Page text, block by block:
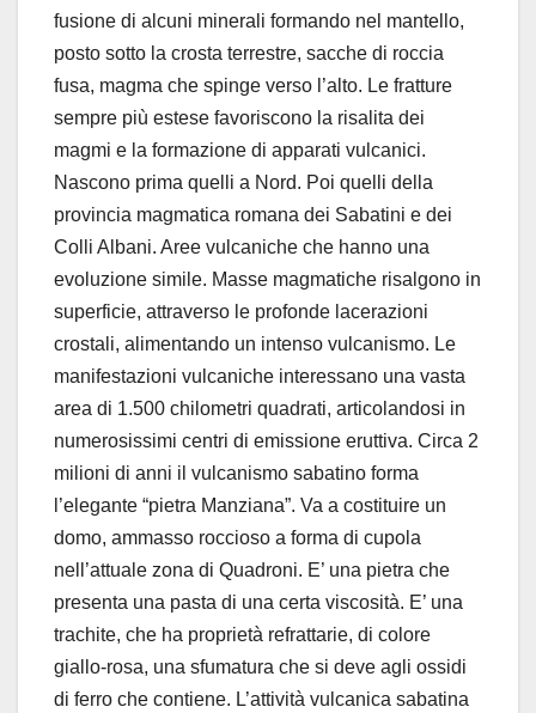
fusione di alcuni minerali formando nel mantello,
posto sotto la crosta terrestre, sacche di roccia
fusa, magma che spinge verso l’alto. Le fratture
sempre più estese favoriscono la risalita dei
magmi e la formazione di apparati vulcanici.
Nascono prima quelli a Nord. Poi quelli della
provincia magmatica romana dei Sabatini e dei
Colli Albani. Aree vulcaniche che hanno una
evoluzione simile. Masse magmatiche risalgono in
superficie, attraverso le profonde lacerazioni
crostali, alimentando un intenso vulcanismo. Le
manifestazioni vulcaniche interessano una vasta
area di 1.500 chilometri quadrati, articolandosi in
numerosissimi centri di emissione eruttiva. Circa 2
milioni di anni il vulcanismo sabatino forma
l’elegante “pietra Manziana”. Va a costituire un
domo, ammasso roccioso a forma di cupola
nell’attuale zona di Quadroni. E’ una pietra che
presenta una pasta di una certa viscosità. E’ una
trachite, che ha proprietà refrattarie, di colore
giallo-rosa, una sfumatura che si deve agli ossidi
di ferro che contiene. L’attività vulcanica sabatina